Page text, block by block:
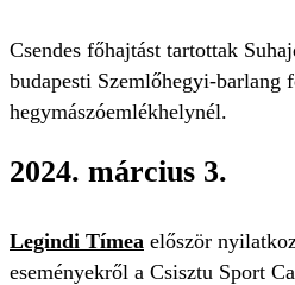
Csendes főhajtást tartottak
budapesti Szemlőhegyi-barlang
hegymászóemlékhelynél.
2024. március 3.
Legindi Tímea először
eseményekről a Csisztu Sport